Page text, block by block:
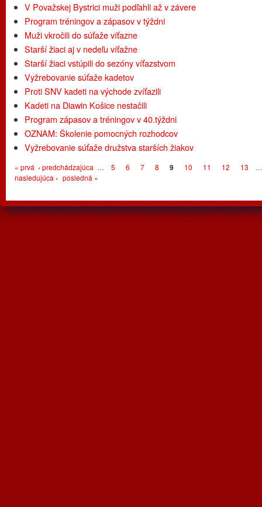
V Považskej Bystrici muži podľahli až v závere
Program tréningov a zápasov v týždni
Muži vkročili do súťaže víťazne
Starší žiaci aj v nedeľu víťažne
Starší žiaci vstúpili do sezóny víťazstvom
Vyžrebovanie súťaže kadetov
Proti SNV kadeti na východe zvíťazili
Kadeti na Diawin Košice nestačili
Program zápasov a tréningov v 40.týždni
OZNAM: Školenie pomocných rozhodcov
Vyžrebovanie súťaže družstva starších žiakov
Stránky
« prvá ‹ predchádzajúca … 5 6 7 8 9 10 11 12 13
…
nasledujúca › posledná »